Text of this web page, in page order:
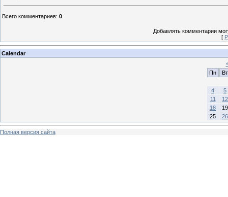
Всего комментариев: 0
Добавлять комментарии
[
Calendar
Пн
Вт
4
5
11
12
18
19
25
26
Полная версия сайта